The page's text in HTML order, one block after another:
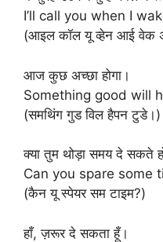
I’ll call you when I
(आइल कॉल यू व्हेन आई वेक
आज कुछ अच्छा होगा।
Something good will
(समथिंग गुड विल हैपन टुडे।)
क्या तुम थोड़ा समय दे सकते
Can you spare some
(कैन यू स्पेयर सम टाइम?)
हाँ, ज़रूर दे सकता हूँ।